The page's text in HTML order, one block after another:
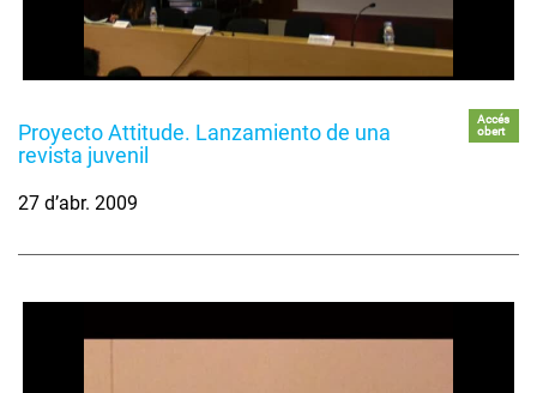
Proyecto Attitude. Lanzamiento de una
revista juvenil
Accés
obert
27 d’abr. 2009